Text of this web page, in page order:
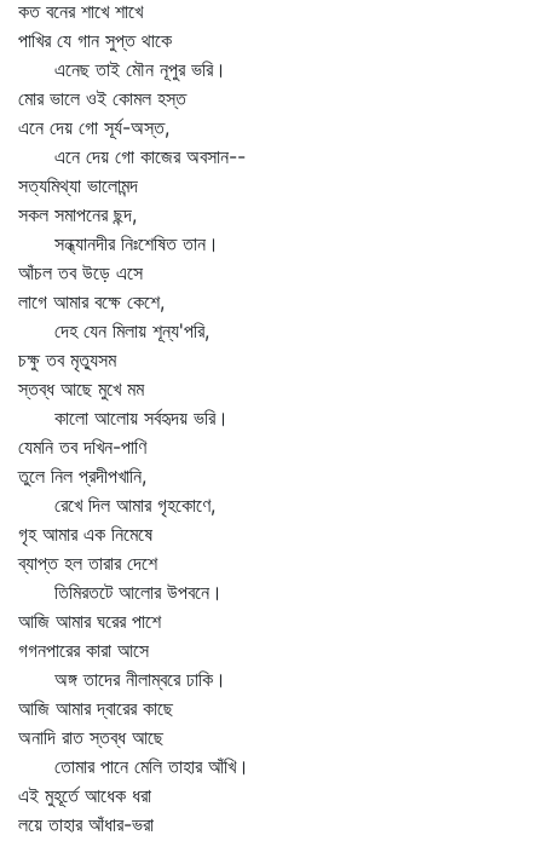
কত বনের শাখে শাখে
পাখির যে গান সুপ্ত থাকে
এনেছ তাই মৌন নূপুর ভরি।
মোর ভালে ওই কোমল হস্ত
এনে দেয় গো সূর্য-অস্ত,
এনে দেয় গো কাজের অবসান--
সত্যমিথ্যা ভালোমন্দ
সকল সমাপনের ছন্দ,
সন্ধ্যানদীর নিঃশেষিত তান।
আঁচল তব উড়ে এসে
লাগে আমার বক্ষে কেশে,
দেহ যেন মিলায় শূন্য'পরি,
চক্ষু তব মৃত্যুসম
স্তব্ধ আছে মুখে মম
কালো আলোয় সর্বহৃদয় ভরি।
যেমনি তব দখিন-পাণি
তুলে নিল প্রদীপখানি,
রেখে দিল আমার গৃহকোণে,
গৃহ আমার এক নিমেষে
ব্যাপ্ত হল তারার দেশে
তিমিরতটে আলোর উপবনে।
আজি আমার ঘরের পাশে
গগনপারের কারা আসে
অঙ্গ তাদের নীলাম্বরে ঢাকি।
আজি আমার দ্বারের কাছে
অনাদি রাত স্তব্ধ আছে
তোমার পানে মেলি তাহার আঁখি।
এই মুহূর্তে আধেক ধরা
লয়ে তাহার আঁধার-ভরা